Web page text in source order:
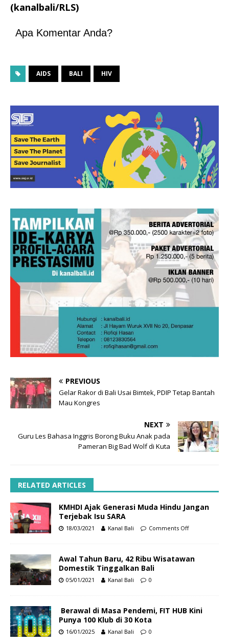
(kanalbali/RLS)
Apa Komentar Anda?
AIDS BALI HIV
PREVIOUS
Gelar Rakor di Bali Usai Bimtek, PDIP Tetap Bantah
Mau Kongres
NEXT
Guru Les Bahasa Inggris Borong Buku Anak pada
Pameran Big Bad Wolf di Kuta
RELATED ARTICLES
KMHDI Ajak Generasi Muda Hindu Jangan
Terjebak Isu SARA
18/03/2021 Kanal Bali Comments Off
Awal Tahun Baru, 42 Ribu Wisatawan
Domestik Tinggalkan Bali
05/01/2021 Kanal Bali 0
Berawal di Masa Pendemi, FIT HUB Kini
Punya 100 Klub di 30 Kota
16/01/2025 Kanal Bali 0